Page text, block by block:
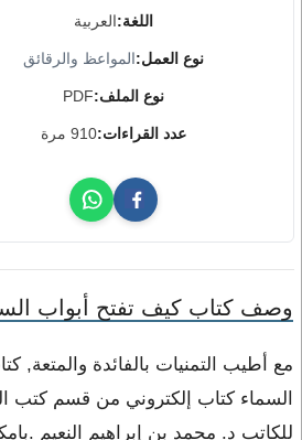
اللغة:العربية
نوع العمل:المواعظ والرقائق
نوع الملف:PDF
عدد القراءات:910 مرة
وصف كتاب كيف تفتح أبواب
مع أطيب التمنيات بالفائدة والمتعة,
السماء كتاب إلكتروني من قسم كتب
للكاتب د. محمد بن إبراهيم النعيم